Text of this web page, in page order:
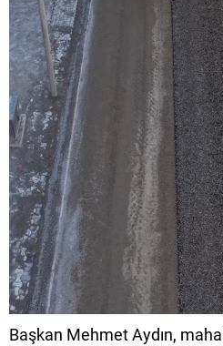
Başkan Mehmet Aydın,